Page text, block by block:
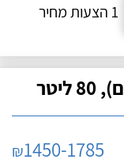
1 הצעות מחיר
₪1450-1785